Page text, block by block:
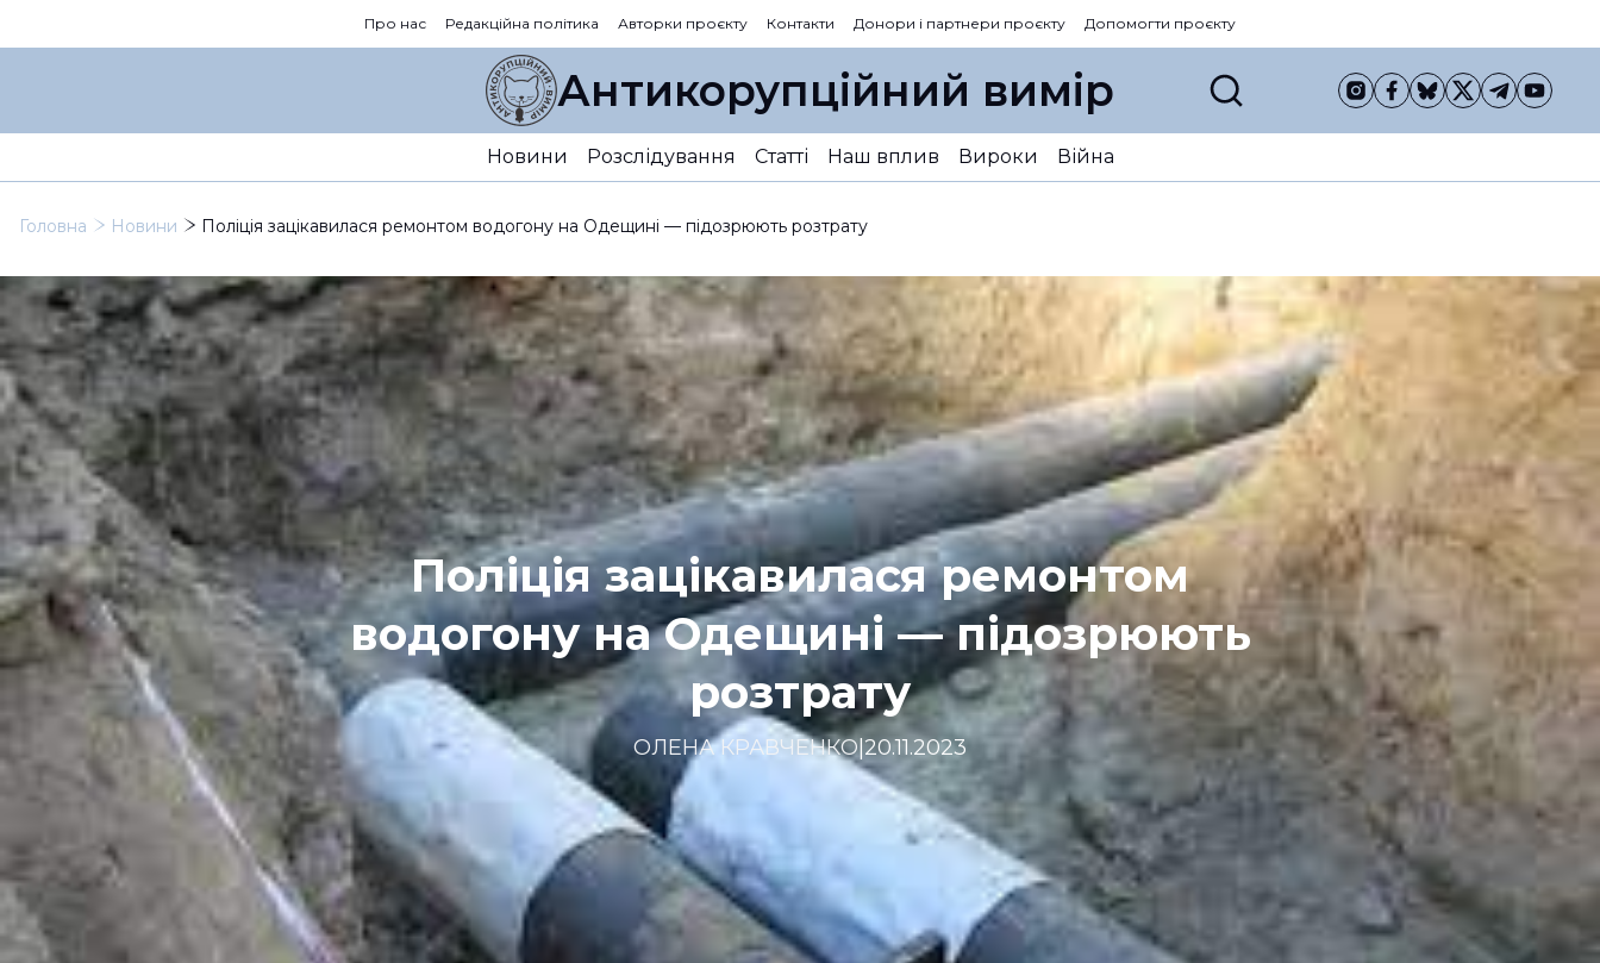
Про нас Редакційна політика Авторки проєкту Контакти Донори і партнери проєкту Допомогти проєкту
Антикорупційний вимір
Новини Розслідування Статті Наш вплив Вироки Війна
Головна Новини Поліція зацікавилася ремонтом водогону на Одещині — підозрюють розтрату
Поліція зацікавилася ремонтом
водогону на Одещині — підозрюють
розтрату
ОЛЕНА КРАВЧЕНКО|20.11.2023